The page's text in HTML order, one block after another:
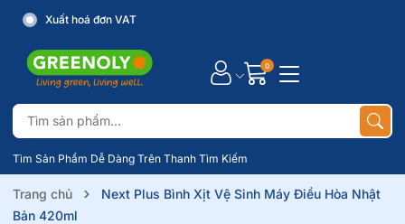
Xuất hoá đơn VAT
Tìm Sản Phẩm Dễ Dàng Trên Thanh Tìm Kiếm
0
Trang chủ
Next Plus Bình Xịt Vệ Sinh Máy Điều Hòa Nhật
Bản 420ml